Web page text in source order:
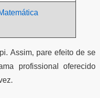
Assim, pare efeito de se
profissional oferecido